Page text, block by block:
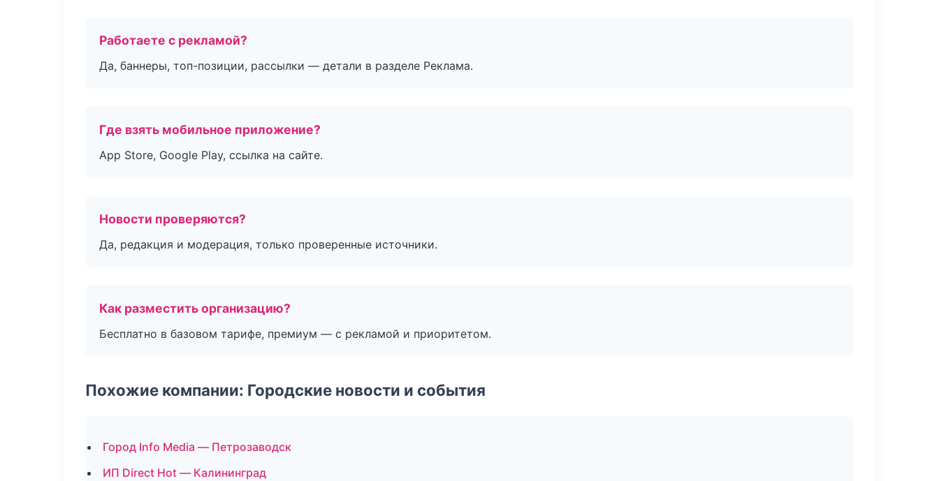
Работаете с рекламой?
Да, баннеры, топ-позиции, рассылки — детали в разделе Реклама.
Где взять мобильное приложение?
App Store, Google Play, ссылка на сайте.
Новости проверяются?
Да, редакция и модерация, только проверенные источники.
Как разместить организацию?
Бесплатно в базовом тарифе, премиум — с рекламой и приоритетом.
Похожие компании: Городские новости и события
Город Info Media — Петрозаводск
ИП Direct Hot — Калининград